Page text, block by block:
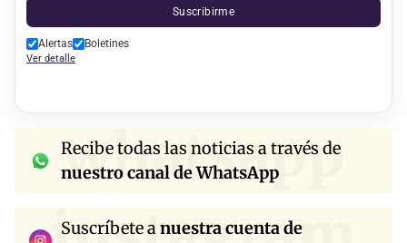
Suscribirme
Alertas Boletines
Ver detalle
whatsapp
Recibe todas las noticias a través de
nuestro canal de WhatsApp
Suscríbete anuestra cuenta de